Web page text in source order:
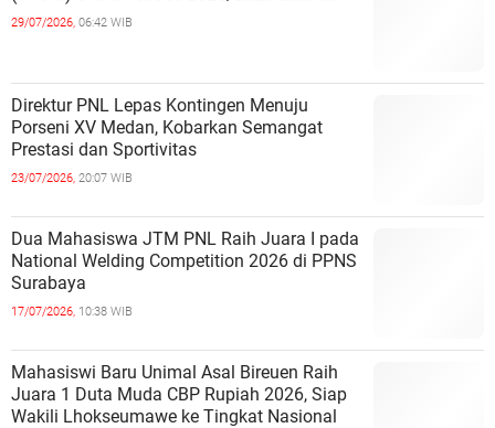
29/07/2026, 06:42 WIB
Direktur PNL Lepas Kontingen Menuju
Porseni XV Medan, Kobarkan Semangat
Prestasi dan Sportivitas
23/07/2026, 20:07 WIB
Dua Mahasiswa JTM PNL Raih Juara I pada
National Welding Competition 2026 di PPNS
Surabaya
17/07/2026, 10:38 WIB
Mahasiswi Baru Unimal Asal Bireuen Raih
Juara 1 Duta Muda CBP Rupiah 2026, Siap
Wakili Lhokseumawe ke Tingkat Nasional